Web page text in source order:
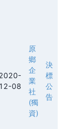
12-08
原
鄉
企
業
社
(獨
資)
決
標
公
告